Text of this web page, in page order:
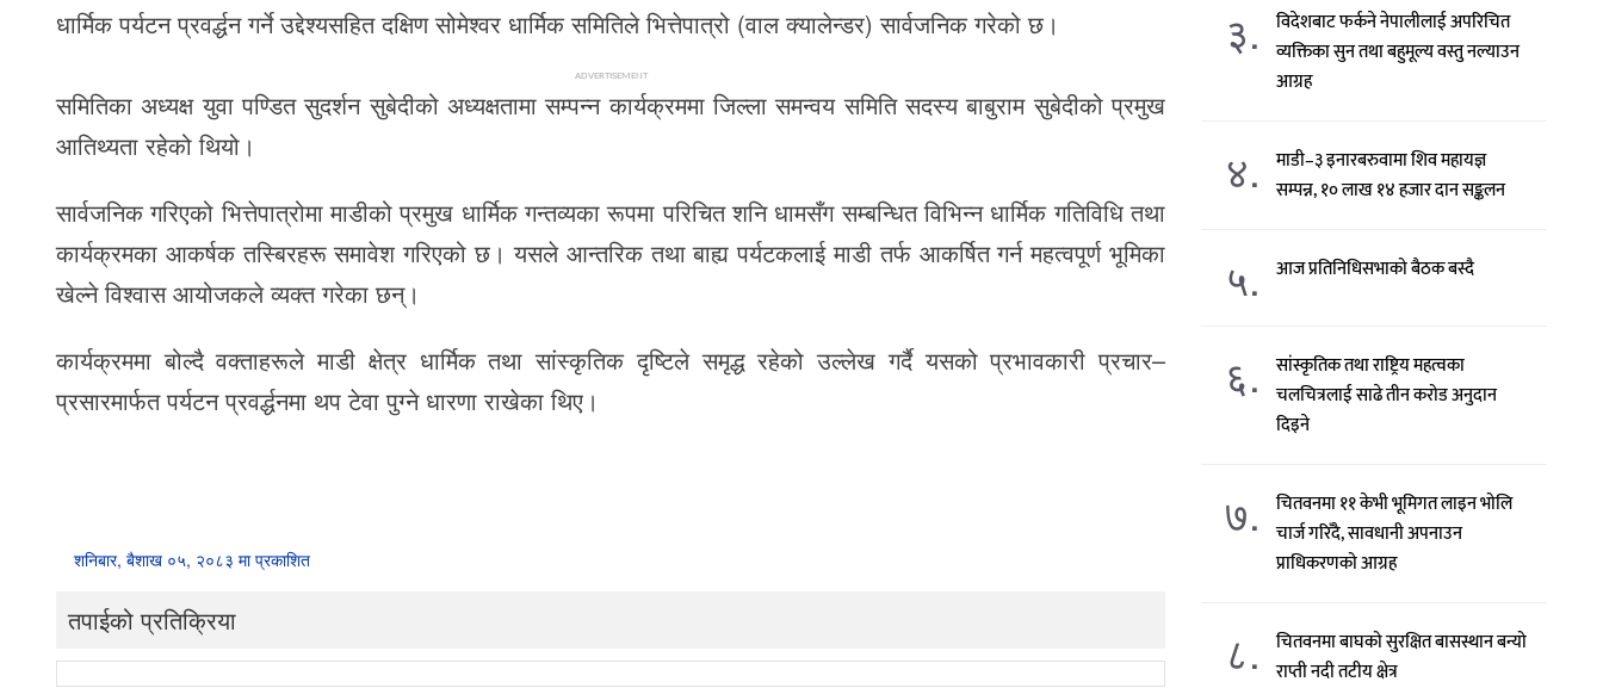
धार्मिक पर्यटन प्रवर्द्धन गर्ने उद्देश्यसहित दक्षिण सोमेश्वर धार्मिक समितिले भित्तेपात्रो (वाल क्यालेन्डर) सार्वजनिक गरेको छ।
ADVERTISEMENT
समितिका अध्यक्ष युवा पण्डित सुदर्शन सुबेदीको अध्यक्षतामा सम्पन्न कार्यक्रममा जिल्ला समन्वय समिति सदस्य बाबुराम सुबेदीको प्रमुख
आतिथ्यता रहेको थियो।
सार्वजनिक गरिएको भित्तेपात्रोमा माडीको प्रमुख धार्मिक गन्तव्यका रूपमा परिचित शनि धामसँग सम्बन्धित विभिन्न धार्मिक गतिविधि तथा
कार्यक्रमका आकर्षक तस्बिरहरू समावेश गरिएको छ। यसले आन्तरिक तथा बाह्य पर्यटकलाई माडी तर्फ आकर्षित गर्न महत्वपूर्ण भूमिका
खेल्ने विश्वास आयोजकले व्यक्त गरेका छन्।
कार्यक्रममा बोल्दै वक्ताहरूले माडी क्षेत्र धार्मिक तथा सांस्कृतिक दृष्टिले समृद्ध रहेको उल्लेख गर्दै यसको प्रभावकारी प्रचार–
प्रसारमार्फत पर्यटन प्रवर्द्धनमा थप टेवा पुग्ने धारणा राखेका थिए।
शनिबार, बैशाख ०५, २०८३ मा प्रकाशित
तपाईको प्रतिक्रिया
३.
विदेशबाट फर्कने नेपालीलाई अपरिचित
व्यक्तिका सुन तथा बहुमूल्य वस्तु नल्याउन
आग्रह
४.
माडी–३ इनारबरुवामा शिव महायज्ञ
सम्पन्न, १० लाख १४ हजार दान सङ्कलन
५. आज प्रतिनिधिसभाको बैठक बस्दै
६.
सांस्कृतिक तथा राष्ट्रिय महत्वका
चलचित्रलाई साढे तीन करोड अनुदान
दिइने
७.
चितवनमा ११ केभी भूमिगत लाइन भोलि
चार्ज गरिँदै, सावधानी अपनाउन
प्राधिकरणको आग्रह
८.
चितवनमा बाघको सुरक्षित बासस्थान बन्यो
राप्ती नदी तटीय क्षेत्र